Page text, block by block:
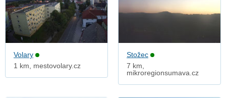
Volary
1 km, mestovolary.cz
Stožec
7 km,
mikroregionsumava.cz